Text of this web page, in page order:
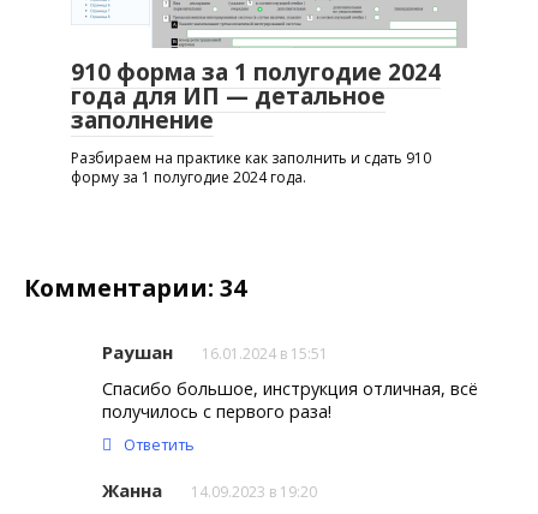
910 форма за 1 полугодие 2024
года для ИП — детальное
заполнение
Разбираем на практике как заполнить и сдать 910
форму за 1 полугодие 2024 года.
Комментарии: 34
Раушан 16.01.2024 в 15:51
Спасибо большое, инструкция отличная, всё
получилось с первого раза!
Ответить
Жанна 14.09.2023 в 19:20